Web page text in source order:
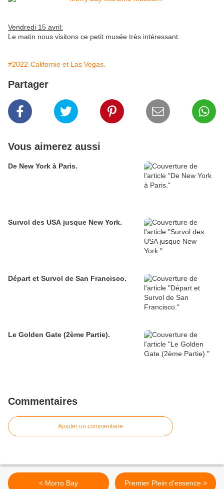
Vendredi 15 avril:
Le matin nous visitons ce petit musée très intéressant.
#2022-Californie et Las Vegas.
Partager
Vous aimerez aussi
De New York à Paris.
Survol des USA jusque New York.
Départ et Survol de San Francisco.
Le Golden Gate (2ème Partie).
Commentaires
Ajouter un commentaire
< Morro Bay Premier Plein d'essence >